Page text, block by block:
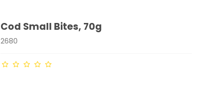
Cod Small Bites, 70g
2680